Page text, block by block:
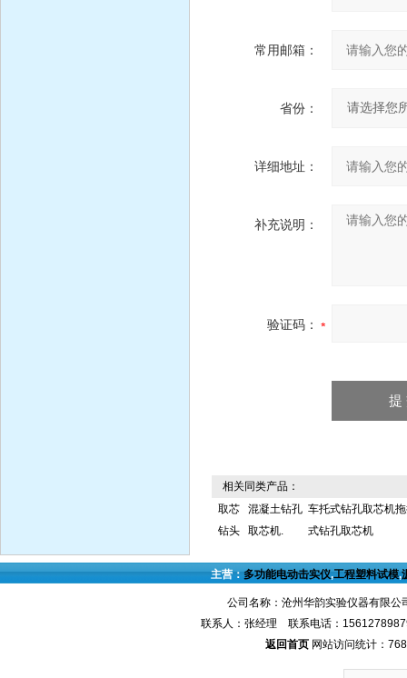
常用邮箱：
省份：
详细地址：
补充说明：
验证码：
相关同类产品：
取芯
钻头
混凝土钻孔
取芯机.
车托式钻孔取芯机
式钻孔取芯机
主营：多功能电动击实仪,工程塑料试模,
公司名称：沧州华韵实验仪器有限
联系人：张经理 联系电话：
返回首页 网站访问统计：